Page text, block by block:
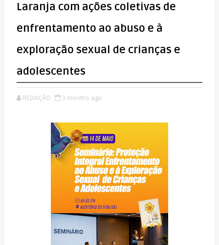
Laranja com ações coletivas de
enfrentamento ao abuso e à
exploração sexual de crianças e
adolescentes
REDAÇÃO 3 months ago